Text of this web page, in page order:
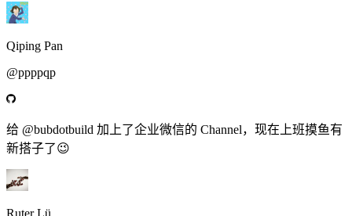
Qiping Pan
@ppppqp
给 @bubdotbuild 加上了企业微信的 Channel，现在上班摸鱼有
新搭子了😉
Ruter Lü